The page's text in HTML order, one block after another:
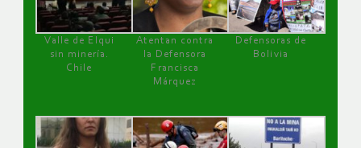
Valle de Elqui
sin minería.
Chile
Atentan contra
la Defensora
Francisca
Márquez
Defensoras de
Bolivia